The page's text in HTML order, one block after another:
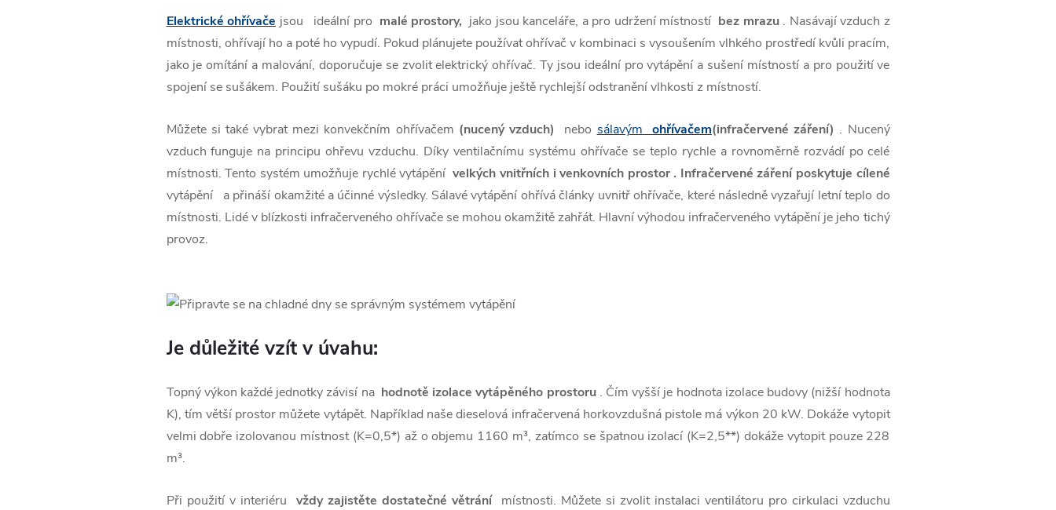
Elektrické ohřívače jsou ideální pro malé prostory, jako jsou kanceláře, a pro udržení místností bez mrazu. Nasávají vzduch z
místnosti, ohřívají ho a poté ho vypudí. Pokud plánujete používat ohřívač v kombinaci s vysoušením vlhkého prostředí kvůli pracím,
jako je omítání a malování, doporučuje se zvolit elektrický ohřívač. Ty jsou ideální pro vytápění a sušení místností a pro použití ve
spojení se sušákem. Použití sušáku po mokré práci umožňuje ještě rychlejší odstranění vlhkosti z místností.
Můžete si také vybrat mezi konvekčním ohřívačem (nucený vzduch) nebo sálavým ohřívačem(infračervené záření) . Nucený
vzduch funguje na principu ohřevu vzduchu. Díky ventilačnímu systému ohřívače se teplo rychle a rovnoměrně rozvádí po celé
místnosti. Tento systém umožňuje rychlé vytápěnívelkých vnitřních i venkovních prostor . Infračervené záření poskytuje cílené
vytápění a přináší okamžité a účinné výsledky. Sálavé vytápění ohřívá články uvnitř ohřívače, které následně vyzařují letní teplo do
místnosti. Lidé v blízkosti infračerveného ohřívače se mohou okamžitě zahřát. Hlavní výhodou infračerveného vytápění je jeho tichý
provoz.
Je důležité vzít v úvahu:
Topný výkon každé jednotky závisí na hodnotě izolace vytápěného prostoru. Čím vyšší je hodnota izolace budovy (nižší hodnota
K), tím větší prostor můžete vytápět. Například naše dieselová infračervená horkovzdušná pistole má výkon 20 kW. Dokáže vytopit
velmi dobře izolovanou místnost (K=0,5*) až o objemu 1160 m³, zatímco se špatnou izolací (K=2,5**) dokáže vytopit pouze 228
m³.
Při použití v interiéru vždy zajistěte dostatečné větránímístnosti. Můžete si zvolit instalaci ventilátoru pro cirkulaci vzduchu